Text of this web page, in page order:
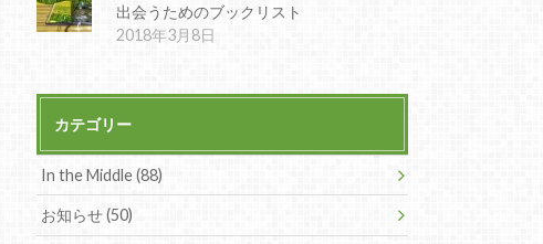
出会うためのブックリスト
2018年3月8日
カテゴリー
In the Middle (88)
お知らせ (50)